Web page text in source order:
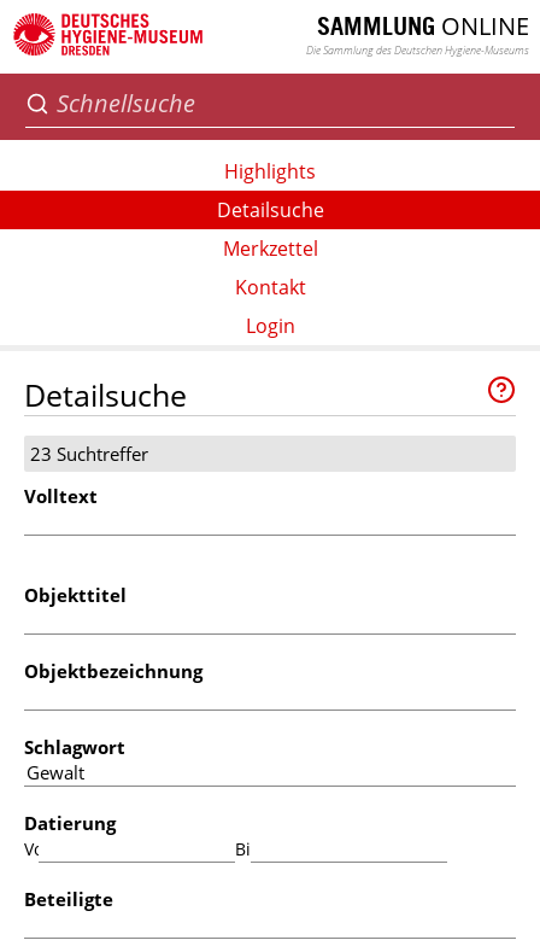
SAMMLUNG ONLINE
Die Sammlung des Deutschen Hygiene-Museums
Highlights
Detailsuche
Merkzettel
Kontakt
Login
Detailsuche
23 Suchtreffer
Volltext
Objekttitel
Objektbezeichnung
Schlagwort
Datierung
Von: Bis:
Beteiligte